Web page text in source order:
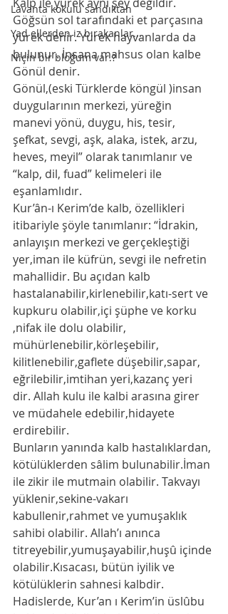
Lavanta kokulu sandıktan
Yad ellerden iz bırakanlar...
Niçin bir bloğum var.?
Göğsün sol tarafındaki et parçasına
yürek denir. Yürek hayvanlarda da
bulunur. İnsana mahsus olan kalbe
Gönül denir.
Gönül,(eski Türklerde köngül )insan
duygularının merkezi, yüreğin
manevi yönü, duygu, his, tesir,
şefkat, sevgi, aşk, alaka, istek, arzu,
heves, meyil” olarak tanımlanır ve
“kalp, dil, fuad” kelimeleri ile
eşanlamlıdır.
Kur’ân-ı Kerim’de kalb, özellikleri
itibariyle şöyle tanımlanır: “İdrakin,
anlayışın merkezi ve gerçekleştiği
yer,iman ile küfrün, sevgi ile nefretin
mahallidir. Bu açıdan kalb
hastalanabilir,kirlenebilir,katı-sert ve
kupkuru olabilir,içi şüphe ve korku
,nifak ile dolu olabilir,
mühürlenebilir,körleşebilir,
kilitlenebilir,gaflete düşebilir,sapar,
eğrilebilir,imtihan yeri,kazanç yeri
dir. Allah kulu ile kalbi arasına girer
ve müdahele edebilir,hidayete
erdirebilir.
Bunların yanında kalb hastalıklardan,
kötülüklerden sâlim bulunabilir.İman
ile zikir ile mutmain olabilir. Takvayı
yüklenir,sekine-vakarı
kabullenir,rahmet ve yumuşaklık
sahibi olabilir. Allah’ı anınca
titreyebilir,yumuşayabilir,huşû içinde
olabilir.Kısacası, bütün iyilik ve
kötülüklerin sahnesi kalbdir.
Hadislerde, Kur’an ı Kerim’in üslûbu